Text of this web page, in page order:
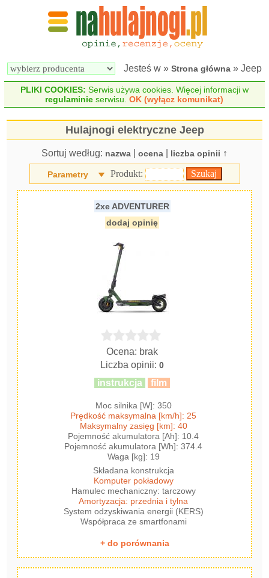
Wyszukiwarka
elektrycznych
elektrycznych
Jesteś w » Strona główna » Jeep
PLIKI COOKIES: Serwis używa cookies. Więcej informacji w
regulaminie serwisu.OK (wyłącz komunikat)
Hulajnogi elektryczne Jeep
Sortuj według: nazwa ocena liczba opinii ↑
Parametry Produkt:
2xe ADVENTURER
dodaj opinię
Ocena: brak
Liczba opinii:0
instrukcja film
Moc silnika [W]: 350
Prędkość maksymalna [km/h]: 25
Maksymalny zasięg [km]: 40
Pojemność akumulatora [Ah]: 10.4
Pojemność akumulatora [Wh]: 374.4
Waga [kg]: 19
Składana konstrukcja
Komputer pokładowy
Hamulec mechaniczny: tarczowy
Amortyzacja: przednia i tylna
System odzyskiwania energii (KERS)
Współpraca ze smartfonami
+ do porównania